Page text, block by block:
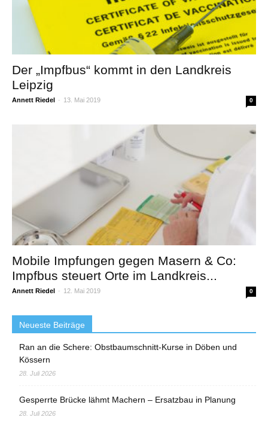
Der „Impfbus“ kommt in den Landkreis
Leipzig
Annett Riedel - 13. Mai 2019 0
Mobile Impfungen gegen Masern & Co:
Impfbus steuert Orte im Landkreis...
Annett Riedel - 12. Mai 2019 0
Neueste Beiträge
Ran an die Schere: Obstbaumschnitt-Kurse in Döben und
Kössern
28. Juli 2026
Gesperrte Brücke lähmt Machern – Ersatzbau in Planung
28. Juli 2026